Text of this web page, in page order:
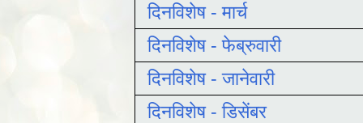
दिनविशेष - मार्च
दिनविशेष - फेब्रुवारी
दिनविशेष - जानेवारी
दिनविशेष - डिसेंबर